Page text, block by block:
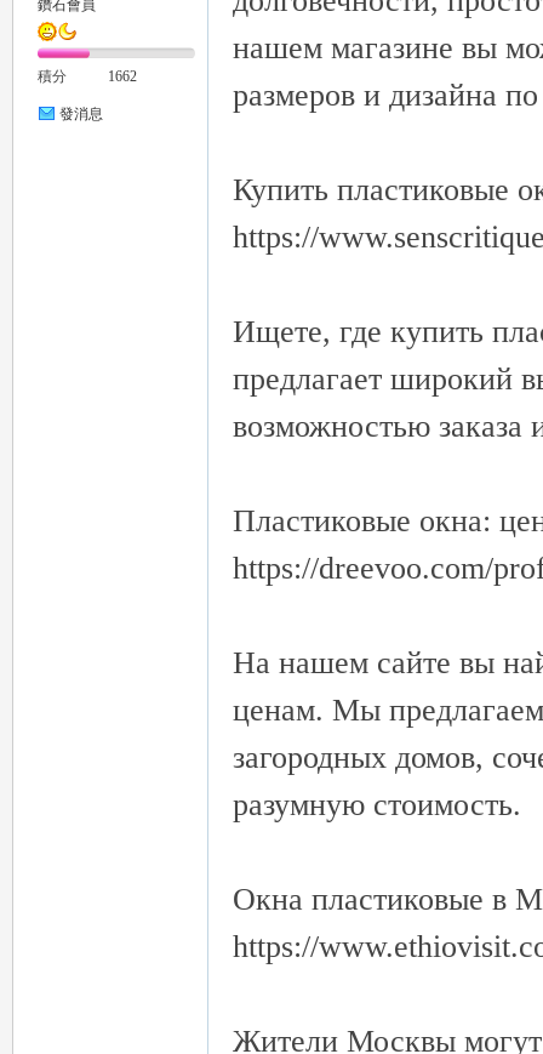
鑽石會員
積分 1662
發消息
нашем магазине вы
размеров и дизайна
Купить пластиковые
https://
Ищете, где купить
предлагает широкий
возможностью заказа
Пластиковые окна:
https://dreevoo.com/
На нашем сайте вы
ценам. Мы
загородных домов,
разумную стоимость.
Окна пластиковые в
https://
Жители Москвы могут